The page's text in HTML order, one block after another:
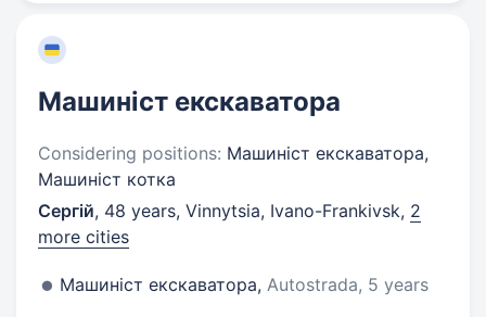
Машиніст екскаватора
Considering positions: Машиніст екскаватора,
Машиніст котка
Сергій, 48 years, Vinnytsia, Ivano-Frankivsk, 2
more cities
Машиніст екскаватора, Autostrada, 5 years